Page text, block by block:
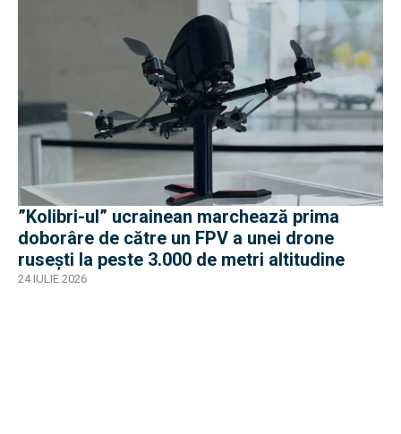
”Kolibri-ul” ucrainean marchează prima
doborâre de către un FPV a unei drone
rusești la peste 3.000 de metri altitudine
24 IULIE 2026